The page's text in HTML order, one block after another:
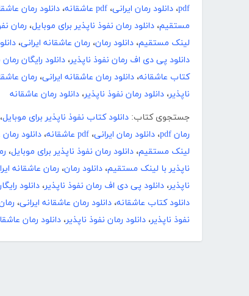
pdf، دانلود رمان ایرانی، pdf عاشقانه ، دانلود رمان
مستقیم، دانلود رمان نفوذ ناپذیر برای موبایل، رمان
لینک مستقیم، دانلود رمان، رمان عاشقانه ایرانی،
دانلود پی دی اف رمان نفوذ ناپذیر، دانلود رایگان رمان
کتاب عاشقانه، دانلود رمان عاشقانه ایرانی، رمان
ناپذیر، دانلود رمان نفوذ ناپذیر، دانلود رمان عاشقانه
جستجوی کتاب: دانلود کتاب نفوذ ناپذیر برای موبایل،
رمان pdf
، دانلود رمان ایرانی، pdf عاشقانه ، دانلود
لینک مستقیم، دانلود رمان نفوذ ناپذیر برای موبایل،
ناپذیر با لینک مستقیم، دانلود رمان، رمان عاشقانه
ناپذیر، دانلود پی دی اف رمان نفوذ ناپذیر، دانلود
دانلود کتاب عاشقانه، دانلود رمان عاشقانه ایرانی،
نفوذ ناپذیر، دانلود رمان نفوذ ناپذیر، دانلود رمان